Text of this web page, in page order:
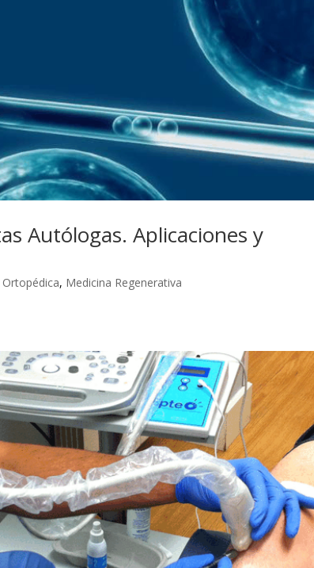
Autólogas. Aplicaciones y
, Medicina Regenerativa